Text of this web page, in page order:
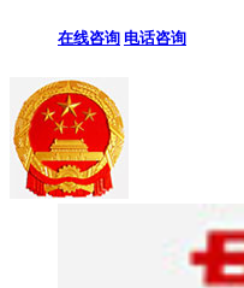
在线咨询 电话咨询